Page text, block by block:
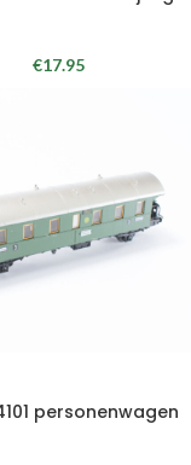
€17.95
personenwagen